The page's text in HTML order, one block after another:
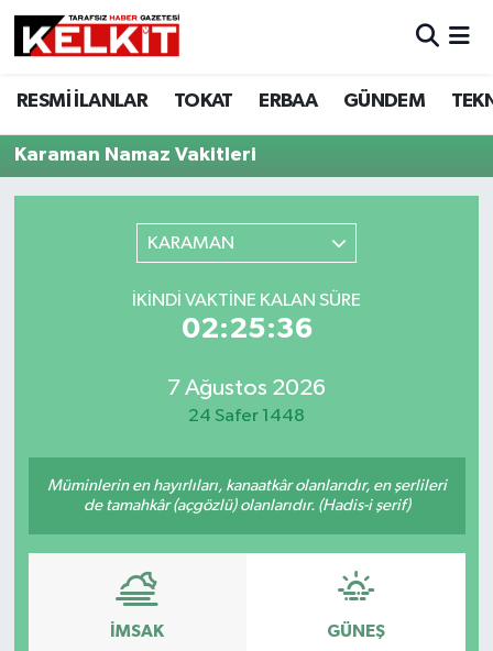
RESMİ İLANLAR TOKAT ERBAA GÜNDEM
Karaman Namaz Vakitleri
KARAMAN
İKINDI VAKTINE KALAN SÜRE
02:25:36
7 Ağustos 2026
24 Safer 1448
Müminlerin en hayırlıları, kanaatkâr olanlarıdır, en şerlileri
de tamahkâr (açgözlü) olanlarıdır. (Hadis-i şerif)
İMSAK GÜNEŞ